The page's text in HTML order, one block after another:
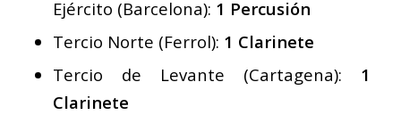
Ejército (Barcelona): 1 Percusión
Tercio Norte (Ferrol): 1 Clarinete
Tercio de Levante (Cartagena): 1
Clarinete